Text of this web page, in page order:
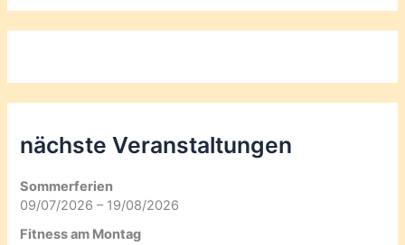
nächste Veranstaltungen
Sommerferien
09/07/2026 – 19/08/2026
Fitness am Montag